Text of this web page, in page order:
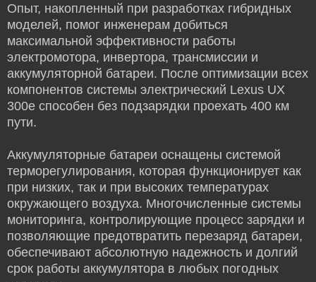
Опыт, накопленный при разработках гибридных
моделей, помог инженерам добиться
максимальной эффективности работы
электромотора, инвертора, трансмиссии и
аккумуляторной батареи. После оптимизации всех
компонентов системы электрический Lexus UX
300e способен без подзарядки проехать 400 км
пути.
Аккумуляторные батареи оснащены системой
терморегулирования, которая функционирует как
при низких, так и при высоких температурах
окружающего воздуха. Многочисленные системы
мониторинга, контролирующие процесс зарядки и
позволяющие предотвратить перезаряд батареи,
обеспечивают абсолютную надежность и долгий
срок работы аккумулятора в любых погодных